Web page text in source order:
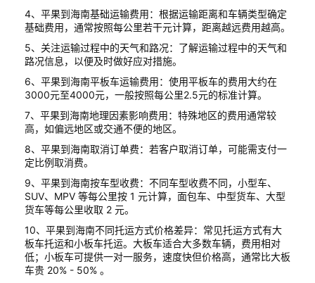
4、平果到海南基础运输费用：根据运输距离和车辆类型确定
基础费用，通常按照每公里若干元计算，距离越远费用越高。
5、关注运输过程中的天气和路况：了解运输过程中的天气和
路况信息，以便及时做好应对措施。
6、平果到海南平板车运输费用：使用平板车的费用大约在
3000元至4000元，一般按照每公里2.5元的标准计算。
7、平果到海南地理因素影响费用：特殊地区的费用通常较
高，如偏远地区或交通不便的地区。
8、平果到海南取消订单费：若客户取消订单，可能需支付一
定比例取消费。
9、平果到海南按车型收费：不同车型收费不同，小型车、
SUV、MPV 等每公里按 1 元计算，面包车、中型货车、大型
货车等每公里收取 2 元。
10、平果到海南不同托运方式价格差异：常见托运方式有大
板车托运和小板车托运。大板车适合大多数车辆，费用相对
低；小板车可提供一对一服务，速度快但价格高，通常比大板
车贵 20% - 50% 。